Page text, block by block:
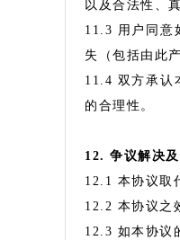
以及合法性、
11.3 用户同意
失（包括由此
11.4 双方承认
的合理性。
12. 争议解决
12.1 本协议取
12.2 本协议之
12.3 如本协议